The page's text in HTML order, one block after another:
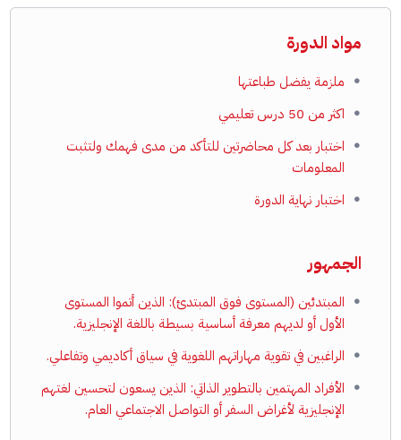
مواد الدورة
ملزمة يفضل طباعتها
اكثر من 50 درس تعليمي
اختبار بعد كل محاضرتين للتأكد من مدى فهمك ولتثبت
المعلومات
اختبار نهاية الدورة
الجمهور
المبتدئين (المستوى فوق المبتدئ): الذين أتموا المستوى
الأول أو لديهم معرفة أساسية بسيطة باللغة الإنجليزية.
الراغبين في تقوية مهاراتهم اللغوية في سياق أكاديمي وتفاعلي.
الأفراد المهتمين بالتطوير الذاتي: الذين يسعون لتحسين لغتهم
الإنجليزية لأغراض السفر أو التواصل الاجتماعي العام.